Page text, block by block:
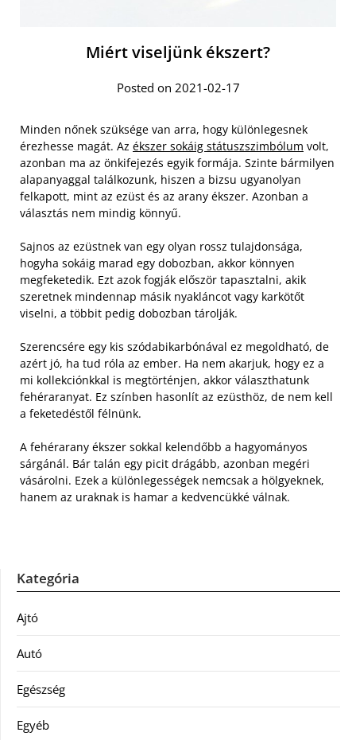
Miért viseljünk ékszert?
Posted on 2021-02-17
Minden nőnek szüksége van arra, hogy különlegesnek
érezhesse magát. Az ékszer sokáig státuszszimbólum volt,
azonban ma az önkifejezés egyik formája. Szinte bármilyen
alapanyaggal találkozunk, hiszen a bizsu ugyanolyan
felkapott, mint az ezüst és az arany ékszer. Azonban a
választás nem mindig könnyű.
Sajnos az ezüstnek van egy olyan rossz tulajdonsága,
hogyha sokáig marad egy dobozban, akkor könnyen
megfeketedik. Ezt azok fogják először tapasztalni, akik
szeretnek mindennap másik nyakláncot vagy karkötőt
viselni, a többit pedig dobozban tárolják.
Szerencsére egy kis szódabikarbónával ez megoldható, de
azért jó, ha tud róla az ember. Ha nem akarjuk, hogy ez a
mi kollekciónkkal is megtörténjen, akkor választhatunk
fehéraranyat. Ez színben hasonlít az ezüsthöz, de nem kell
a feketedéstől félnünk.
A fehérarany ékszer sokkal kelendőbb a hagyományos
sárgánál. Bár talán egy picit drágább, azonban megéri
vásárolni. Ezek a különlegességek nemcsak a hölgyeknek,
hanem az uraknak is hamar a kedvencükké válnak.
Kategória
Ajtó
Autó
Egészség
Egyéb